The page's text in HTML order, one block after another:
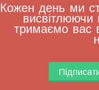
Кожен день ми
висвітлюючи
тримаємо вас в